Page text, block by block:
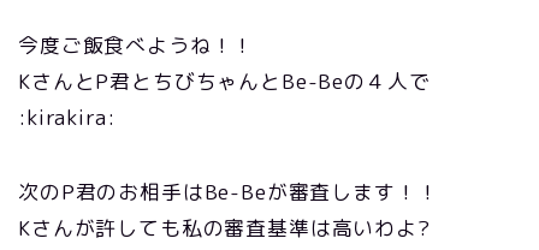
今度ご飯食べようね！！
KさんとP君とちびちゃんとBe-Beの４人で
:kirakira:
次のP君のお相手はBe-Beが審査します！！
Kさんが許しても私の審査基準は高いわよ?